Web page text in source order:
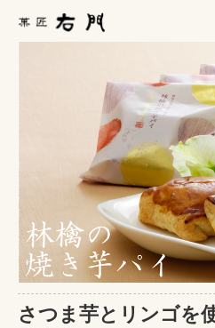
さつま芋とリンゴを